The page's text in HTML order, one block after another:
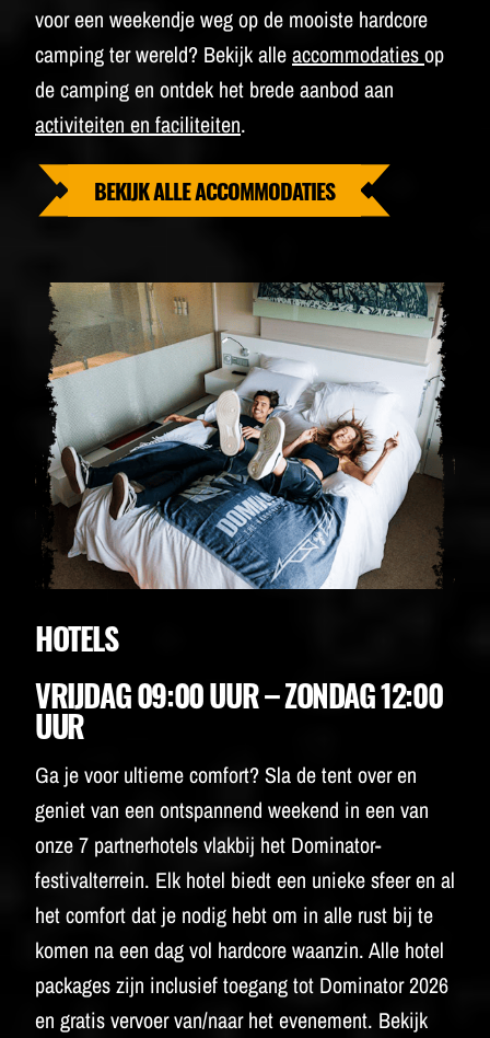
voor een weekendje weg op de mooiste hardcore
camping ter wereld? Bekijk alleaccommodatiesop
de camping en ontdek het brede aanbod aan
activiteiten en faciliteiten.
BEKIJK ALLE ACCOMMODATIES
HOTELS
VRIJDAG 09:00 UUR – ZONDAG 12:00
UUR
Ga je voor ultieme comfort? Sla de tent over en
geniet van een ontspannend weekend in een van
onze 7 partnerhotels vlakbij het Dominator-
festivalterrein. Elk hotel biedt een unieke sfeer en al
het comfort dat je nodig hebt om in alle rust bij te
komen na een dag vol hardcore waanzin. Alle hotel
packages zijn inclusief toegang tot Dominator 2026
en gratis vervoer van/naar het evenement. Bekijk